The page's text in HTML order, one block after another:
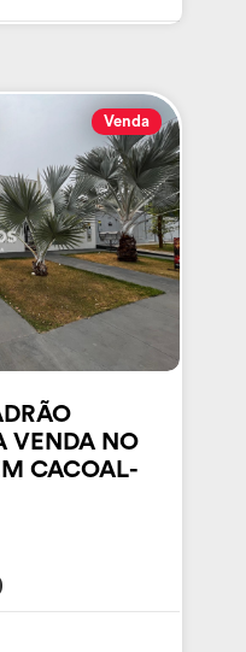
Venda
VENDA NO
CACOAL-